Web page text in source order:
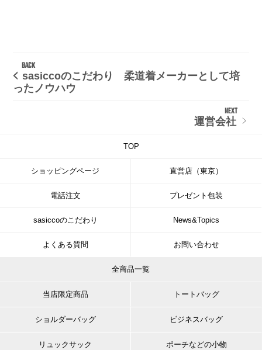
sasiccoのこだわり 柔道着メーカーとして培
ったノウハウ
運営会社
TOP
ショッピングページ 直営店（東京）
電話注文 プレゼント包装
sasiccoのこだわり News&Topics
よくある質問 お問い合わせ
全商品一覧
当店限定商品 トートバッグ
ショルダーバッグ ビジネスバッグ
リュックサック ポーチなどの小物